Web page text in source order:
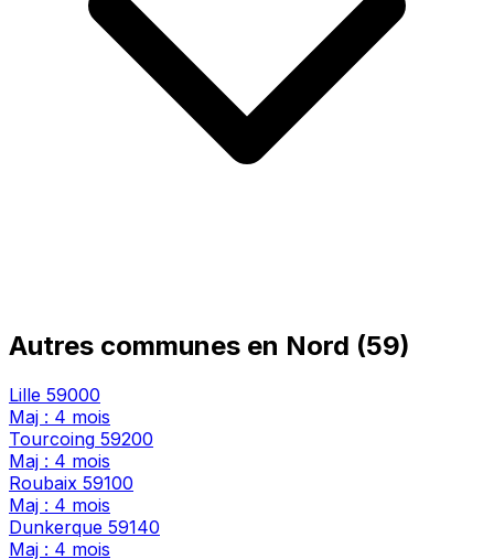
Autres communes en Nord (59)
Lille 59000
Maj : 4 mois
Tourcoing 59200
Maj : 4 mois
Roubaix 59100
Maj : 4 mois
Dunkerque 59140
Maj : 4 mois